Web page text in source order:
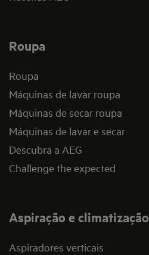
Roupa
Roupa
Máquinas de lavar roupa
Máquinas de secar roupa
Máquinas de lavar e secar
Descubra a AEG
Challenge the expected
Aspiração e climatização
Aspiradores verticais